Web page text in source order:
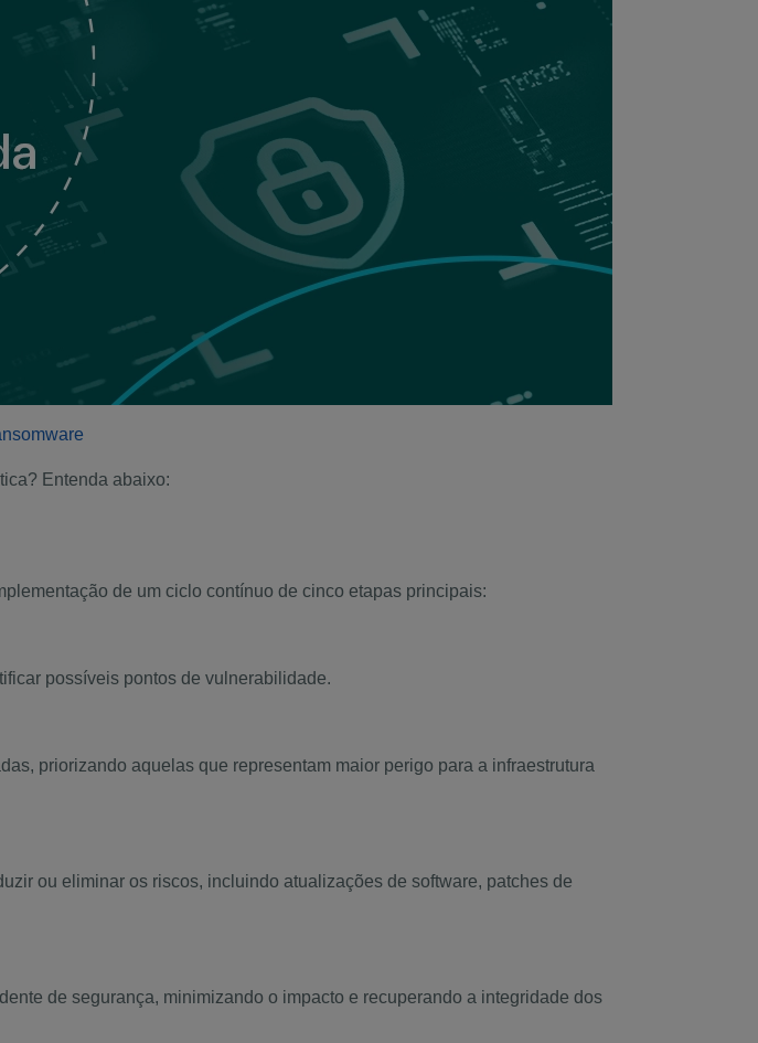
Entenda abaixo:
de um ciclo contínuo de cinco etapas principais:
possíveis pontos de vulnerabilidade.
priorizando aquelas que representam maior perigo para a infraestrutura
ou eliminar os riscos, incluindo atualizações de software, patches de
de segurança, minimizando o impacto e recuperando a integridade dos